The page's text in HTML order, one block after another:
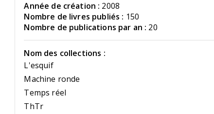
Année de création : 2008
Nombre de livres publiés : 150
Nombre de publications par an : 20
Nom des collections :
L'esquif
Machine ronde
Temps réel
ThTr